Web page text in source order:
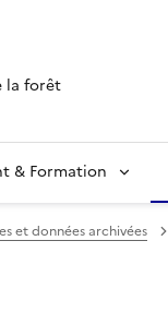
la forêt
& Formation
et données archivées